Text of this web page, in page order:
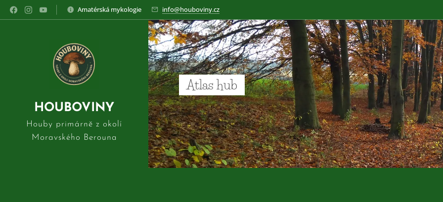
Amatérská mykologie info@houboviny.cz
HOUBOVINY
Houby primárně z okolí
Moravského Berouna
Atlas hub